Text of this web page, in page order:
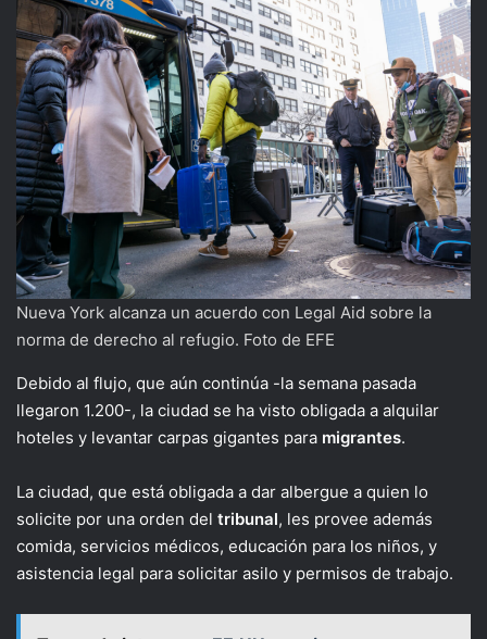
Nueva York alcanza un acuerdo con Legal Aid sobre la
norma de derecho al refugio. Foto de EFE
Debido al flujo, que aún continúa -la semana pasada
llegaron 1.200-, la ciudad se ha visto obligada a alquilar
hoteles y levantar carpas gigantes para migrantes.
La ciudad, que está obligada a dar albergue a quien lo
solicite por una orden del tribunal, les provee además
comida, servicios médicos, educación para los niños, y
asistencia legal para solicitar asilo y permisos de trabajo.